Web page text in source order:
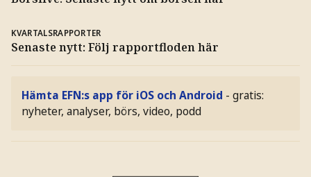
KVARTALSRAPPORTER
Senaste nytt: Följ rapportfloden här
Hämta EFN:s app för iOS och Android - gratis:
nyheter, analyser, börs, video, podd